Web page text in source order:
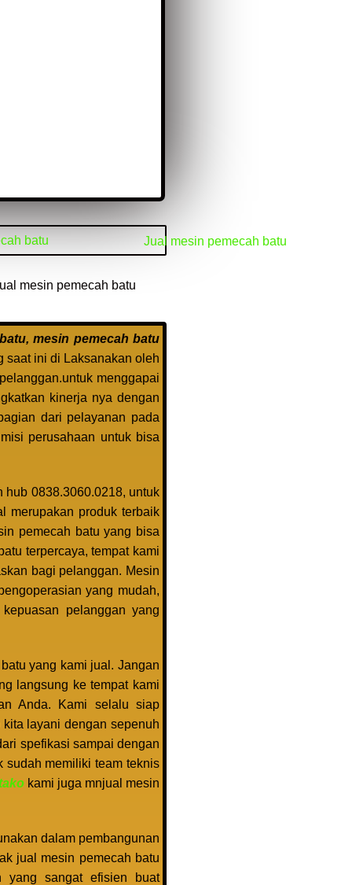
mesin pemecah batu
saat ini di Laksanakan oleh
menggapai
kinerja nya dengan
dari pelayanan pada
perusahaan untuk bisa
0838.3060.0218, untuk
merupakan produk terbaik
pemecah batu yang bisa
terpercaya, tempat kami
bagi pelanggan. Mesin
yang mudah,
pelanggan yang
yang kami jual. Jangan
langsung ke tempat kami
Anda. Kami selalu siap
layani dengan sepenuh
spefikasi sampai dengan
sudah memiliki team teknis
kami juga mnjual mesin
dalam pembangunan
jual mesin pemecah batu
yang sangat efisien buat